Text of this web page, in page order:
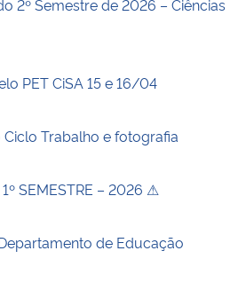
2º Semestre de 2026 – Ciências
PET CiSA 15 e 16/04
Trabalho e fotografia
SEMESTRE – 2026 ⚠
de Educação